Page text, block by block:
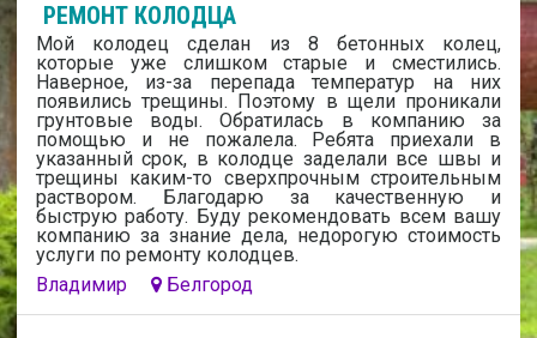
РЕМОНТ КОЛОДЦА
Мой колодец сделан из 8 бетонных колец,
которые уже слишком старые и сместились.
Наверное, из-за перепада температур на них
появились трещины. Поэтому в щели проникали
грунтовые воды. Обратилась в компанию за
помощью и не пожалела. Ребята приехали в
указанный срок, в колодце заделали все швы и
трещины каким-то сверхпрочным строительным
раствором. Благодарю за качественную и
быструю работу. Буду рекомендовать всем вашу
компанию за знание дела, недорогую стоимость
услуги по ремонту колодцев.
Владимир
Белгород